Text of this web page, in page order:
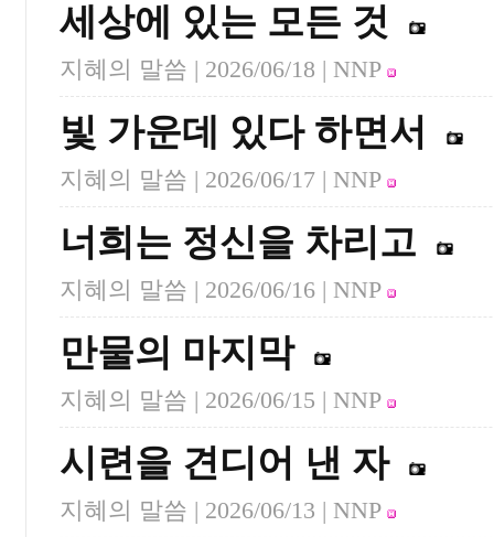
세상에 있는 모든 것
지혜의 말씀 | 2026/06/18 | NNP
빛 가운데 있다 하면서
지혜의 말씀 | 2026/06/17 | NNP
너희는 정신을 차리고
지혜의 말씀 | 2026/06/16 | NNP
만물의 마지막
지혜의 말씀 | 2026/06/15 | NNP
시련을 견디어 낸 자
지혜의 말씀 | 2026/06/13 | NNP